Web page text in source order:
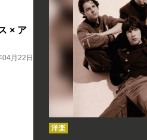
× ア
04月22日
洋楽